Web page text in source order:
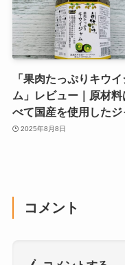
「果肉たっぷりキウイ
ム」レビュー｜原材料
べて国産を使用したジ
2025年8月8日
コメント